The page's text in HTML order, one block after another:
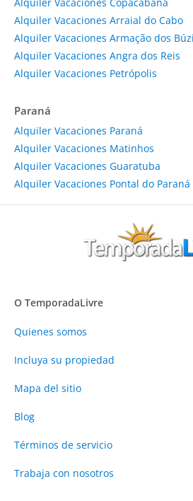
Alquiler Vacaciones Arraial do Cabo
Alquiler Vacaciones Armação dos
Alquiler Vacaciones Angra dos Reis
Alquiler Vacaciones Petrópolis
Paraná
Alquiler Vacaciones Paraná
Alquiler Vacaciones Matinhos
Alquiler Vacaciones Guaratuba
Alquiler Vacaciones Pontal do Paraná
O TemporadaLivre
Quienes somos
Incluya su propiedad
Mapa del sitio
Blog
Términos de servicio
Trabaja con nosotros